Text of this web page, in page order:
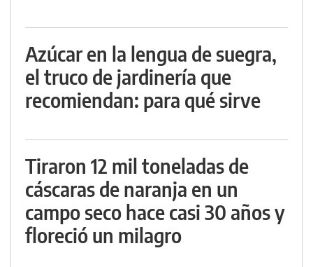
Azúcar en la lengua de suegra,
el truco de jardinería que
recomiendan: para qué sirve
Tiraron 12 mil toneladas de
cáscaras de naranja en un
campo seco hace casi 30 años y
floreció un milagro